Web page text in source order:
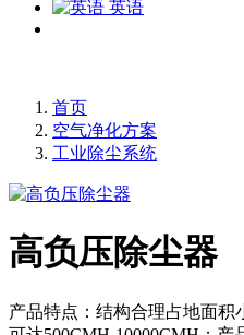
英语
首页
空气净化方案
工业除尘系统
高负压除尘器
产品特点：结构合理占地面积